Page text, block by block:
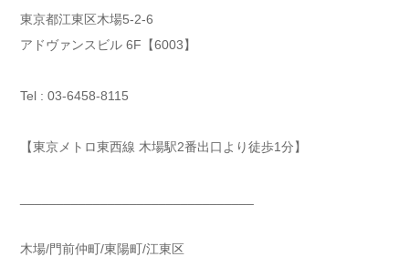
東京都江東区木場5-2-6
アドヴァンスビル 6F【6003】
Tel : 03-6458-8115
【東京メトロ東西線 木場駅2番出口より徒歩1分】
木場/門前仲町/東陽町/江東区